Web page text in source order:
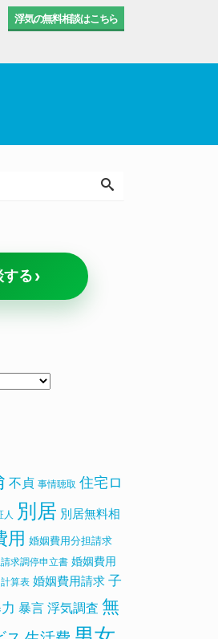
浮気の無料相談はこちら
する›
不貞 事情聴取 住宅ロ
人 別居 別居無料相
用 婚姻費用分担請求
求調停申立書 婚姻費用
算表 婚姻費用請求 子
暴言 浮気調査 無